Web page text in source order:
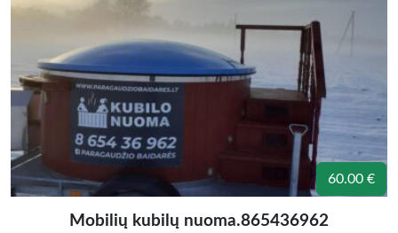
60.00 €
Mobilių kubilų nuoma.865436962